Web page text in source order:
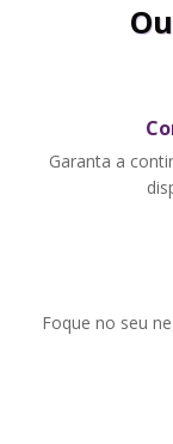
Garanta a
Foque no seu